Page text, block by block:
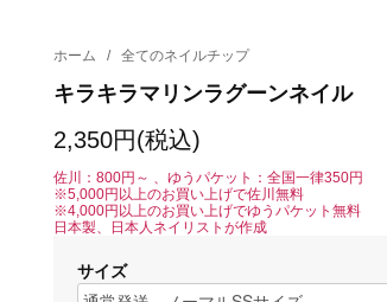
ホーム / 全てのネイルチップ
キラキラマリンラグーンネイル
2,350円(税込)
佐川：800円～ 、ゆうパケット：全国一律350円
※5,000円以上のお買い上げで佐川無料
※4,000円以上のお買い上げでゆうパケット無料
日本製、日本人ネイリストが作成
サイズ